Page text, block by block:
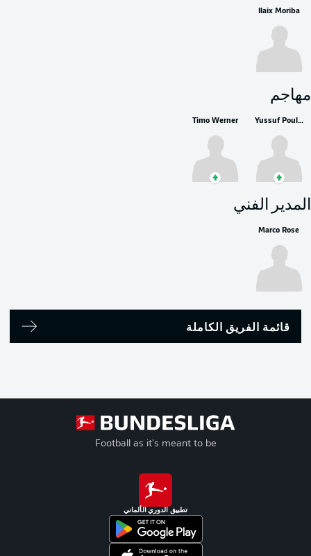
Ilaix Moriba
مهاجم
Yussuf Poulsen
Timo Werner
المدير الفني
Marco Rose
قائمة الفريق الكاملة
Football as it's meant to be
تطبيق الدوري الألماني